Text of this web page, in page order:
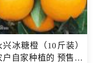
兴冰糖橙（10斤装）
户自家种植的 预售10